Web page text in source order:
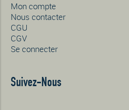
Mon compte
Nous contacter
CGU
CGV
Se connecter
Suivez-Nous